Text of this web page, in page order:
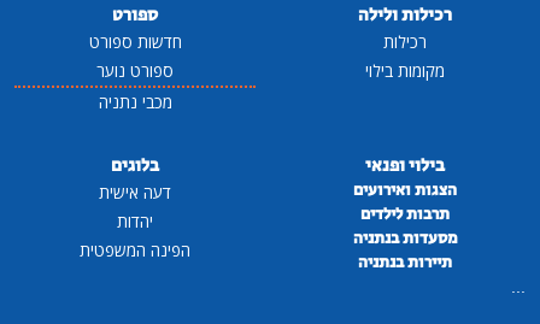
רכילות ולילה
רכילות
מקומות בילוי
ספורט
חדשות ספורט
ספורט נוער
מכבי נתניה
בילוי ופנאי
הצגות ואירועים
תרבות לילדים
מסעדות בנתניה
תיירות בנתניה
בלוגים
דעה אישית
יהדות
הפינה המשפטית